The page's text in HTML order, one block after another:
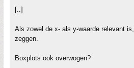
[..]
Als zowel de x- als y-waarde relevant
zeggen.
Boxplots ook overwogen?